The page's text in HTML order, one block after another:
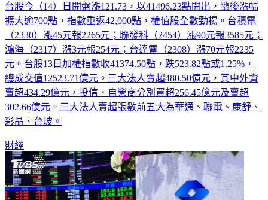
台股今（14）日開盤漲121.73，以41496.23點開出，隨後漲幅
擴大逾700點，指數重返42,000點，權值股全數勁揚。台積電
（2330）漲45元報2265元；聯發科（2454）漲90元報3585元；
鴻海（2317）漲3元報254元；台達電（2308）漲70元報2235
元。台股13日加權指數收41374.50點，跌523.82點或1.25%，
總成交值12523.71億元。三大法人賣超480.50億元，其中外資
賣超434.29億元，投信、自營商分別買超256.45億元及賣超
302.66億元。三大法人賣超張數前五大為華通、聯電、康舒、
彩晶、台玻。
財經